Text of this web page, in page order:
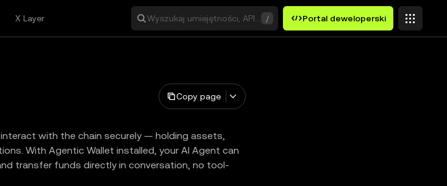
X Layer Wyszukaj umiejętności, API lub słowa kluczowe
/ Portal deweloperski
Copy page
with the chain securely — holding assets,
With Agentic Wallet installed, your AI Agent can
transfer funds directly in conversation, no tool-